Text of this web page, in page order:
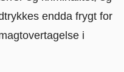
endda frygt for
i